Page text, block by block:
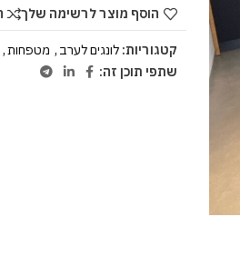
הוסף מוצר לרשימה שלך
קטגוריות: לונגים לערב , מטפחות,
שתפי תוכן זה: